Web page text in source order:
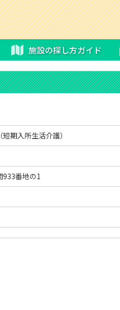
施設の探し方ガイド
期入所生活介護）
933番地の1